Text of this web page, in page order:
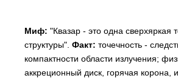
Миф: "Квазар - это одна сверхяркая
структуры". Факт: точечность -
компактности области излучения;
аккреционный диск, горячая корона,